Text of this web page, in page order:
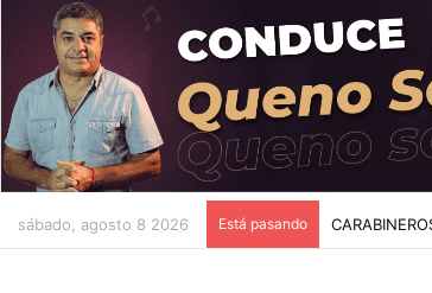
sábado, agosto 8 2026 Está pasando CAEN DOS